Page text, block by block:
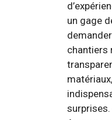
un gage
chantiers